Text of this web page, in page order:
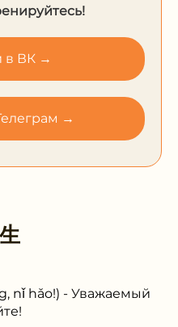
в ВК →
→
nǐ hǎo!) - Уважаемый